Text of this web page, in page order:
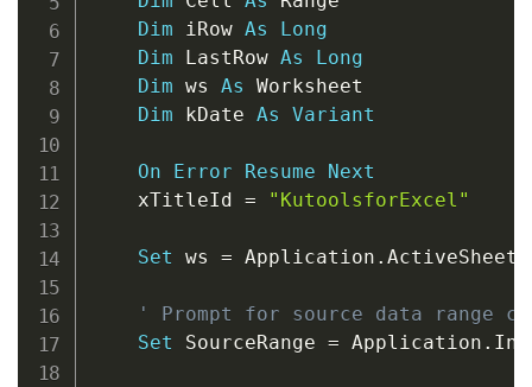
Dim iRow As
Long
Dim LastRow As
Long
Dim ws As Worksheet
Dim kDate As Variant
On Error Resume
Next
    xTitleId
= "KutoolsforExcel"
Set ws = Application . ActiveSheet
' Prompt for source data range
Set SourceRange = Application .